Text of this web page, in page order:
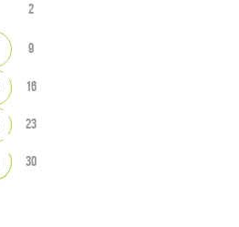
2
9
16
23
30